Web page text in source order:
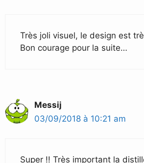
Très joli visuel, le design est
Bon courage pour la suite…
Messij
03/09/2018 à 10:21 am
Super !! Très important la